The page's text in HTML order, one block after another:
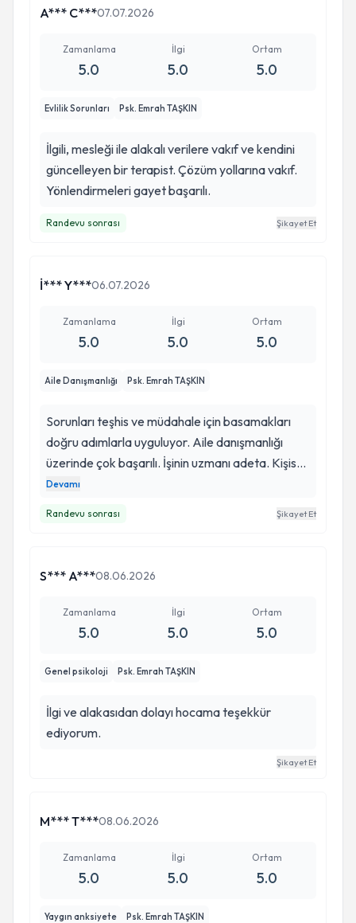
A*** C***07.07.2026
Zamanlama
5.0
İlgi
5.0
Ortam
5.0
Evlilik Sorunları Psk. Emrah TAŞKIN
İlgili, mesleği ile alakalı verilere vakıf ve kendini
güncelleyen bir terapist. Çözüm yollarına vakıf.
Yönlendirmeleri gayet başarılı.
Randevu sonrası Şikayet Et
İ*** Y***06.07.2026
Zamanlama
5.0
İlgi
5.0
Ortam
5.0
Aile Danışmanlığı Psk. Emrah TAŞKIN
Sorunları teşhis ve müdahale için basamakları
doğru adımlarla uyguluyor. Aile danışmanlığı
üzerinde çok başarılı. İşinin uzmanı adeta. Kişisel
özellikleri ve kişiler arası sorunu üzerinde kalıcı
Devamı
Randevu sonrası Şikayet Et
S*** A***08.06.2026
Zamanlama
5.0
İlgi
5.0
Ortam
5.0
Genel psikoloji Psk. Emrah TAŞKIN
İlgi ve alakasıdan dolayı hocama teşekkür
ediyorum.
Şikayet Et
M*** T***08.06.2026
Zamanlama
5.0
İlgi
5.0
Ortam
5.0
Yaygın anksiyete Psk. Emrah TAŞKIN